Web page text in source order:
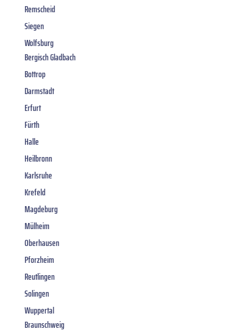
Remscheid
Siegen
Wolfsburg
Bergisch Gladbach
Bottrop
Darmstadt
Erfurt
Fürth
Halle
Heilbronn
Karlsruhe
Krefeld
Magdeburg
Mülheim
Oberhausen
Pforzheim
Reutlingen
Solingen
Wuppertal
Braunschweig